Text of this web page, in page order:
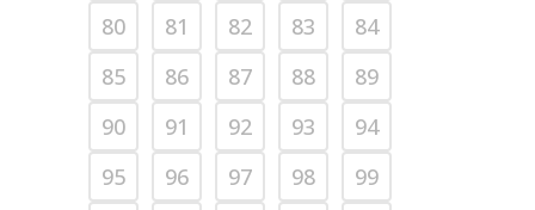
80
81 82 83
84
85
86 87 88
89
90
91 92 93
94
95
96 97 98
99